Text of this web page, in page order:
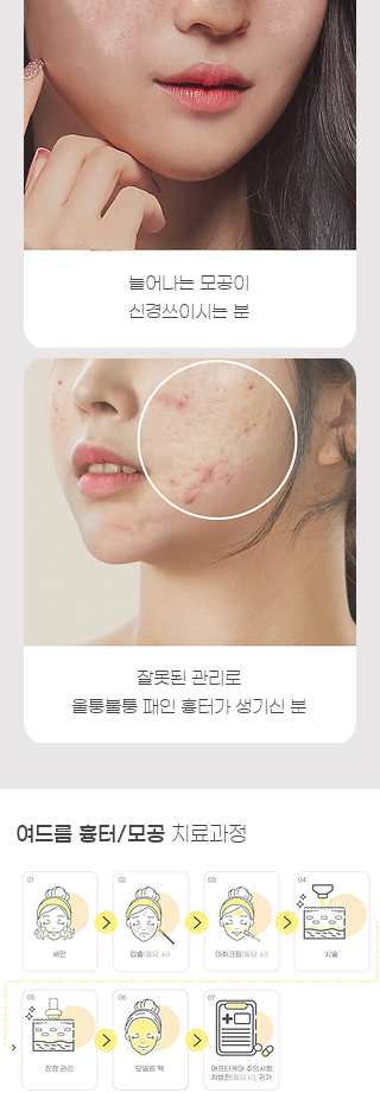
늘어나는 모공이
신경쓰이시는 분
잘못된 관리로
​울퉁불퉁 패인 흉터가 생기신 분
여드름 흉터/모공 치료과정